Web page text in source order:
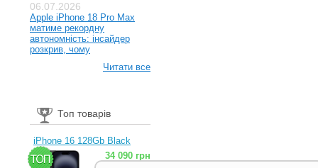
06.07.2026
Apple iPhone 18 Pro Max
матиме рекордну
автономність: інсайдер
розкрив, чому
Читати все
Топ товарів
iPhone 16 128Gb Black
34 090 грн